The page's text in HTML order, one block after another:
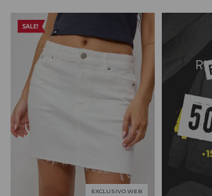
EXCLUSIVO WEB